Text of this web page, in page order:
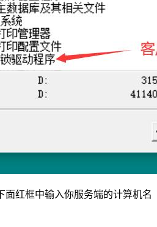
面红框中输入你服务端的计算机名